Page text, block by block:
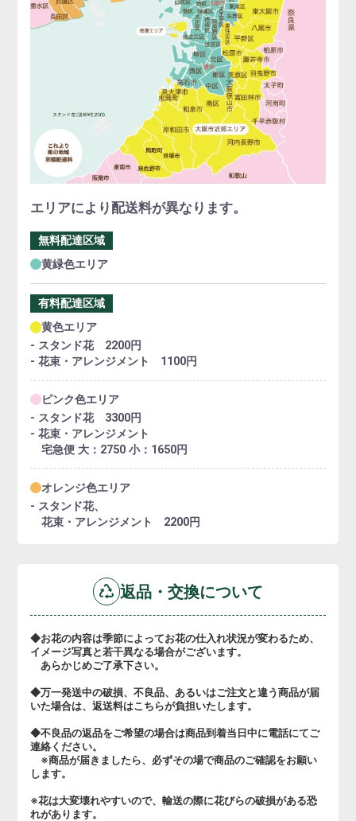
エリアにより配送料が異なります。
無料配達区域
黄緑色エリア
有料配達区域
黄色エリア
- スタンド花 2200円
- 花束・アレンジメント 1100円
ピンク色エリア
- スタンド花 3300円
- 花束・アレンジメント
宅急便 大：2750 小：1650円
オレンジ色エリア
- スタンド花、
花束・アレンジメント 2200円
返品・交換について
◆お花の内容は季節によってお花の仕入れ状況が変わるため、
イメージ写真と若干異なる場合がございます。
あらかじめご了承下さい。
◆万一発送中の破損、不良品、あるいはご注文と違う商品が届
いた場合は、返送料はこちらが負担いたします。
◆不良品の返品をご希望の場合は商品到着当日中に電話にてご
連絡ください。
※商品が届きましたら、必ずその場で商品のご確認をお願い
します。
※花は大変壊れやすいので、輸送の際に花びらの破損がある恐
れがあります。